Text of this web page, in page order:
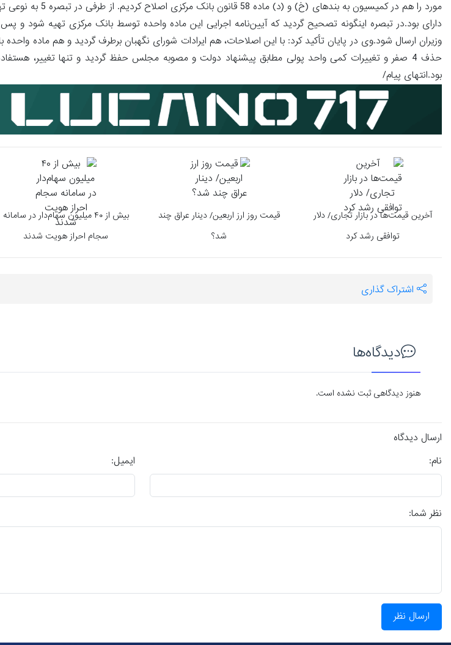
مورد را هم در کمیسیون به
دارای بود.در تبصره اینگونه تصحیح گردید که آیین‌نامه اجرایی این ماده واحده توسط بانک مرکزی تهیه شود و
وزیران ارسال شود.وی در پایان تأکید کرد: با این اصلاحات، هم ایرادات شورای نگهبان برطرف گردید و هم ماده
حذف 4 صفر و تغییرات کمی واحد پولی مطابق پیشنهاد دولت و مصوبه مجلس حفظ گردید و تنها تغییر، هستفاده
بود.انتهای پیام/
آخرین قیمت‌ها در بازار تجاری/ دلار
توافقی رشد کرد
قیمت روز ارز اربعین/ دینار عراق چند
شد؟
بیش از ۴۰ میلیون سهام‌دار در سامانه
سجام احراز هویت شدند
اشتراک گذاری
دیدگاه‌ها
هنوز دیدگاهی ثبت نشده است.
ارسال دیدگاه
نام:
ایمیل:
نظر شما:
ارسال نظر